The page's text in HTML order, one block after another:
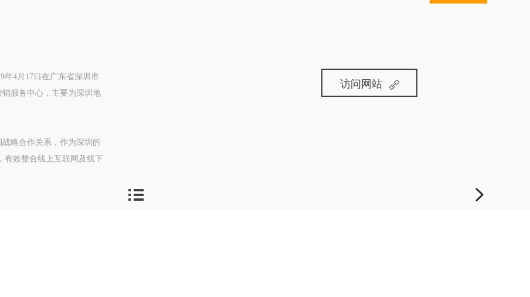
年4月17日在广东省深圳市
服务中心，主要为深圳地
略合作关系，作为深圳的
有效整合线上互联网及线下
访问网站